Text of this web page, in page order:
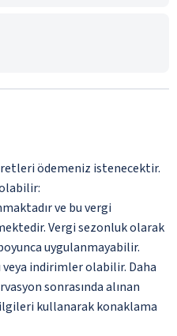
ödemeniz istenecektir.
ve bu vergi
Vergi sezonluk olarak
uygulanmayabilir.
indirimler olabilir. Daha
sonrasında alınan
kullanarak konaklama